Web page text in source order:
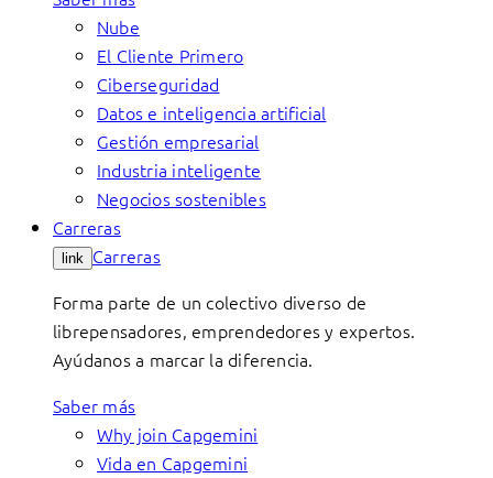
Nube
El Cliente Primero
Ciberseguridad
Datos e inteligencia artificial
Gestión empresarial
Industria inteligente
Negocios sostenibles
Carreras
link Carreras
Forma parte de un colectivo diverso de
librepensadores, emprendedores y expertos.
Ayúdanos a marcar la diferencia.
Saber más
Why join Capgemini
Vida en Capgemini